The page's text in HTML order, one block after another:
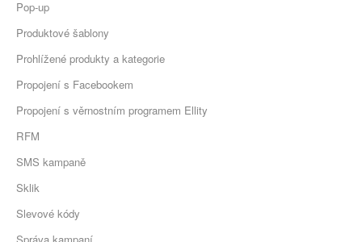
Pop-up
Produktové šablony
Prohlížené produkty a kategorie
Propojení s Facebookem
Propojení s věrnostním programem Ellity
RFM
SMS kampaně
Sklik
Slevové kódy